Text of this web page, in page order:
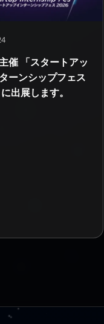
催 「スタートアッ
ーンシップフェス
出展します。